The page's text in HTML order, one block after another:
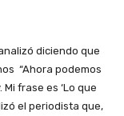
diciendo que
“Ahora podemos
frase es ‘Lo que
el periodista que,